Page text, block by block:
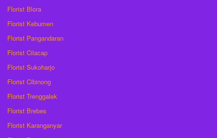
Florist Blora
Florist Kebumen
Florist Pangandaran
Florist Cilacap
Florist Sukoharjo
Florist Cibinong
Florist Trenggalek
Florist Brebes
Florist Karanganyar